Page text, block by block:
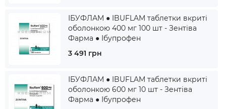
ІБУФЛАМ ● IBUFLAM таблетки вкриті
оболонкою 400 мг 100 шт - Зентіва
Фарма ● Ібупрофен
3 491 грн
ІБУФЛАМ ● IBUFLAM таблетки вкриті
оболонкою 600 мг 10 шт - Зентіва
Фарма ● Ібупрофен